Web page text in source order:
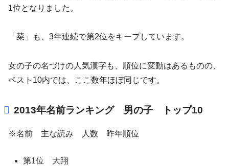
1位となりました。
「菜」も、3年連続で第2位をキープしています。
女の子の名づけの人気漢字も、順位に変動はあるものの、
ベスト10内では、ここ数年ほぼ同じです。
2013年名前ランキング 男の子 トップ10
※名前 主な読み 人数 昨年順位
第1位 大翔